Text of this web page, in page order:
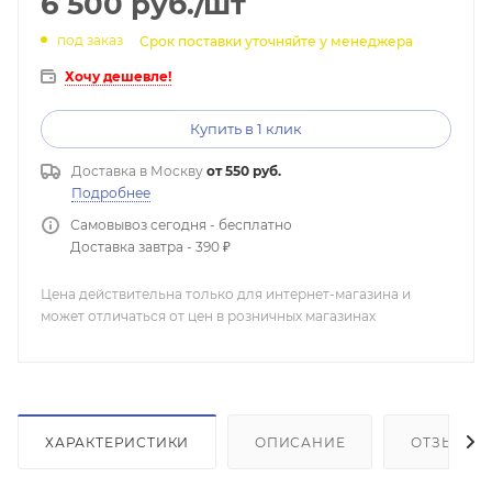
под заказ Срок поставки уточняйте у менеджера
Хочу дешевле!
Купить в 1 клик
Доставка в Москву от 550 руб.
Подробнее
Самовывоз сегодня - бесплатно
Доставка завтра - 390 ₽
Цена действительна только для интернет-магазина и
может отличаться от цен в розничных магазинах
ХАРАКТЕРИСТИКИ ОПИСАНИЕ ОТЗЫВЫ